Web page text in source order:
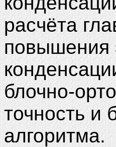
расчёта
повышения
блочно-
точность и
алгоритма.